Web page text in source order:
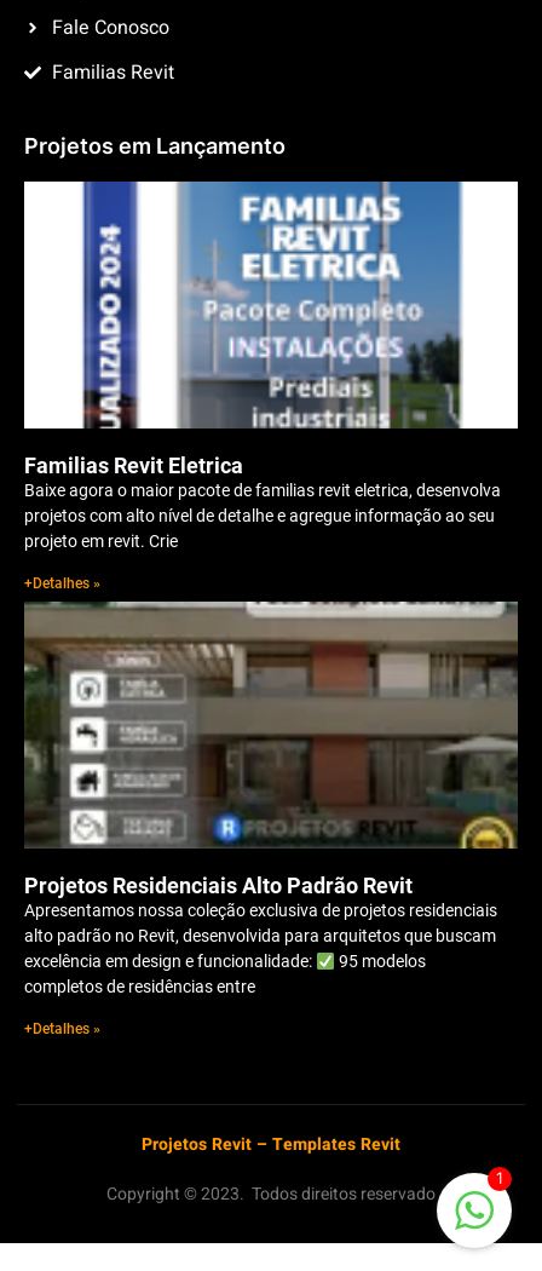
Fale Conosco
Familias Revit
Projetos em Lançamento
Familias Revit Eletrica
Baixe agora o maior pacote de familias revit eletrica, desenvolva
projetos com alto nível de detalhe e agregue informação ao seu
projeto em revit. Crie
+Detalhes »
Projetos Residenciais Alto Padrão Revit
Apresentamos nossa coleção exclusiva de projetos residenciais
alto padrão no Revit, desenvolvida para arquitetos que buscam
excelência em design e funcionalidade:
95 modelos
completos de residências entre
+Detalhes »
Projetos Revit –Templates Revit
Copyright © 2023. Todos direitos reservado
1